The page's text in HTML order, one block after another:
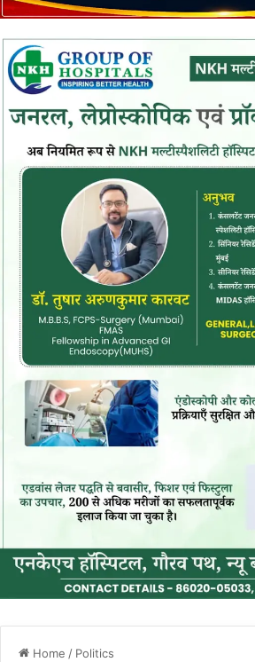
Home / Politics